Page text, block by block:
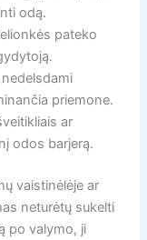
odą.
pateko
priemone.
ar
odos barjerą.
vaistinėlėje ar
neturėtų sukelti
po valymo, ji